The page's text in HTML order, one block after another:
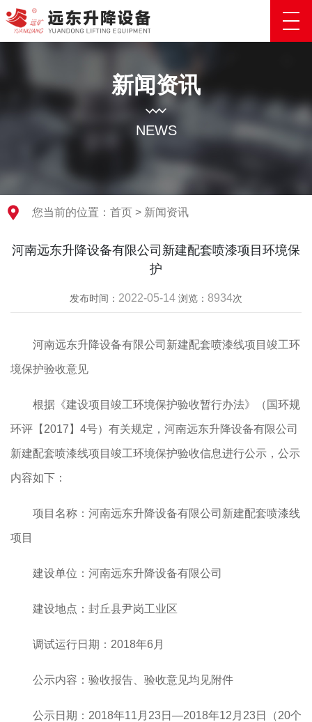
新闻资讯
NEWS
您当前的位置： 首页 > 新闻资讯
河南远东升降设备有限公司新建配套喷漆项目环境保
护
发布时间： 2022-05-14 浏览： 8934次
河南远东升降设备有限公司新建配套喷漆线项目竣工环
境保护验收意见
根据《建设项目竣工环境保护验收暂行办法》（国环规
环评【2017】4号）有关规定，河南远东升降设备有限公司
新建配套喷漆线项目竣工环境保护验收信息进行公示，公示
内容如下：
项目名称：河南远东升降设备有限公司新建配套喷漆线
项目
建设单位：河南远东升降设备有限公司
建设地点：封丘县尹岗工业区
调试运行日期：2018年6月
公示内容：验收报告、验收意见均见附件
公示日期：2018年11月23日—2018年12月23日（20个